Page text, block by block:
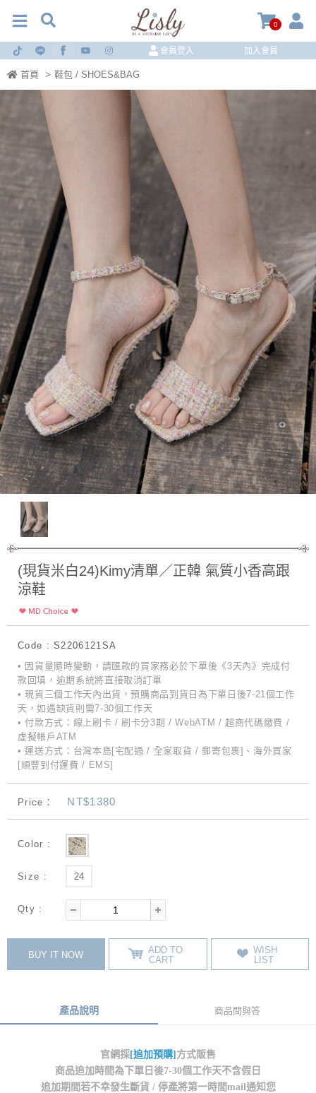
0
會員登入 加入會員
首頁 > 鞋包 / SHOES&BAG
(現貨米白24)Kimy清單／正韓 氣質小香高跟
涼鞋
Code : S2206121SA
• 因貨量隨時變動，請匯款的買家務必於下單後《3天內》完成付
款回填，逾期系統將直接取消訂單
• 現貨三個工作天內出貨，預購商品到貨日為下單日後7-21個工作
天，如遇缺貨則需7-30個工作天
• 付款方式：線上刷卡 / 刷卡分3期 / WebATM / 超商代碼繳費 /
虛擬帳戶ATM
• 運送方式：台灣本島[宅配通 / 全家取貨 / 郵寄包裹]、海外買家
[順豐到付運費 / EMS]
Price： NT$1380
Color :
Size : 24
Qty :
BUY IT NOW
ADD TO
CART
WISH
LIST
產品說明 商品問與答
官網採[追加預購] 方式販售
商品追加時間為下單日後7-30個工作天不含假日
追加期間若不幸發生斷貨 / 停產將第一時間mail通知您